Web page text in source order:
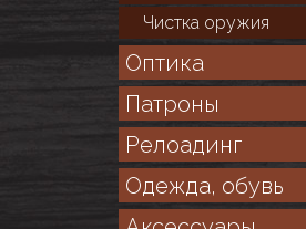
Чистка оружия
Оптика
Патроны
Релоадинг
Одежда, обувь